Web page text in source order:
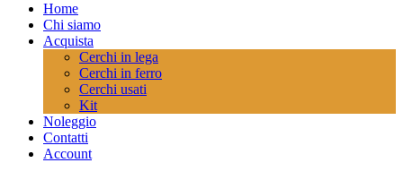
Home
Chi siamo
Acquista
Cerchi in lega
Cerchi in ferro
Cerchi usati
Kit
Noleggio
Contatti
Account